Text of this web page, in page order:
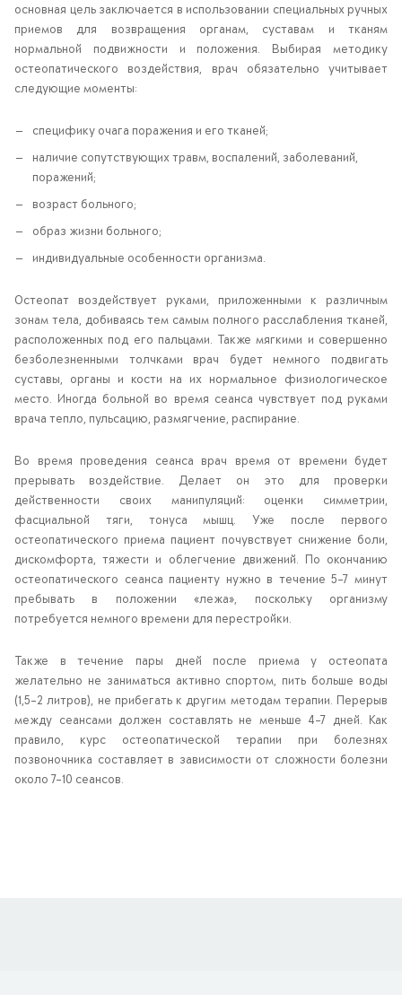
основная цель заключается в использовании специальных ручных
приемов для возвращения органам, суставам и тканям
нормальной подвижности и положения. Выбирая методику
остеопатического воздействия, врач обязательно учитывает
следующие моменты:
специфику очага поражения и его тканей;
наличие сопутствующих травм, воспалений, заболеваний,
поражений;
возраст больного;
образ жизни больного;
индивидуальные особенности организма.
Остеопат воздействует руками, приложенными к различным
зонам тела, добиваясь тем самым полного расслабления тканей,
расположенных под его пальцами. Также мягкими и совершенно
безболезненными толчками врач будет немного подвигать
суставы, органы и кости на их нормальное физиологическое
место. Иногда больной во время сеанса чувствует под руками
врача тепло, пульсацию, размягчение, распирание.
Во время проведения сеанса врач время от времени будет
прерывать воздействие. Делает он это для проверки
действенности своих манипуляций: оценки симметрии,
фасциальной тяги, тонуса мышц. Уже после первого
остеопатического приема пациент почувствует снижение боли,
дискомфорта, тяжести и облегчение движений. По окончанию
остеопатического сеанса пациенту нужно в течение 5-7 минут
пребывать в положении «лежа», поскольку организму
потребуется немного времени для перестройки.
Также в течение пары дней после приема у остеопата
желательно не заниматься активно спортом, пить больше воды
(1,5-2 литров), не прибегать к другим методам терапии. Перерыв
между сеансами должен составлять не меньше 4-7 дней. Как
правило, курс остеопатической терапии при болезнях
позвоночника составляет в зависимости от сложности болезни
около 7-10 сеансов.